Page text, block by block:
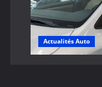
Actualités Auto